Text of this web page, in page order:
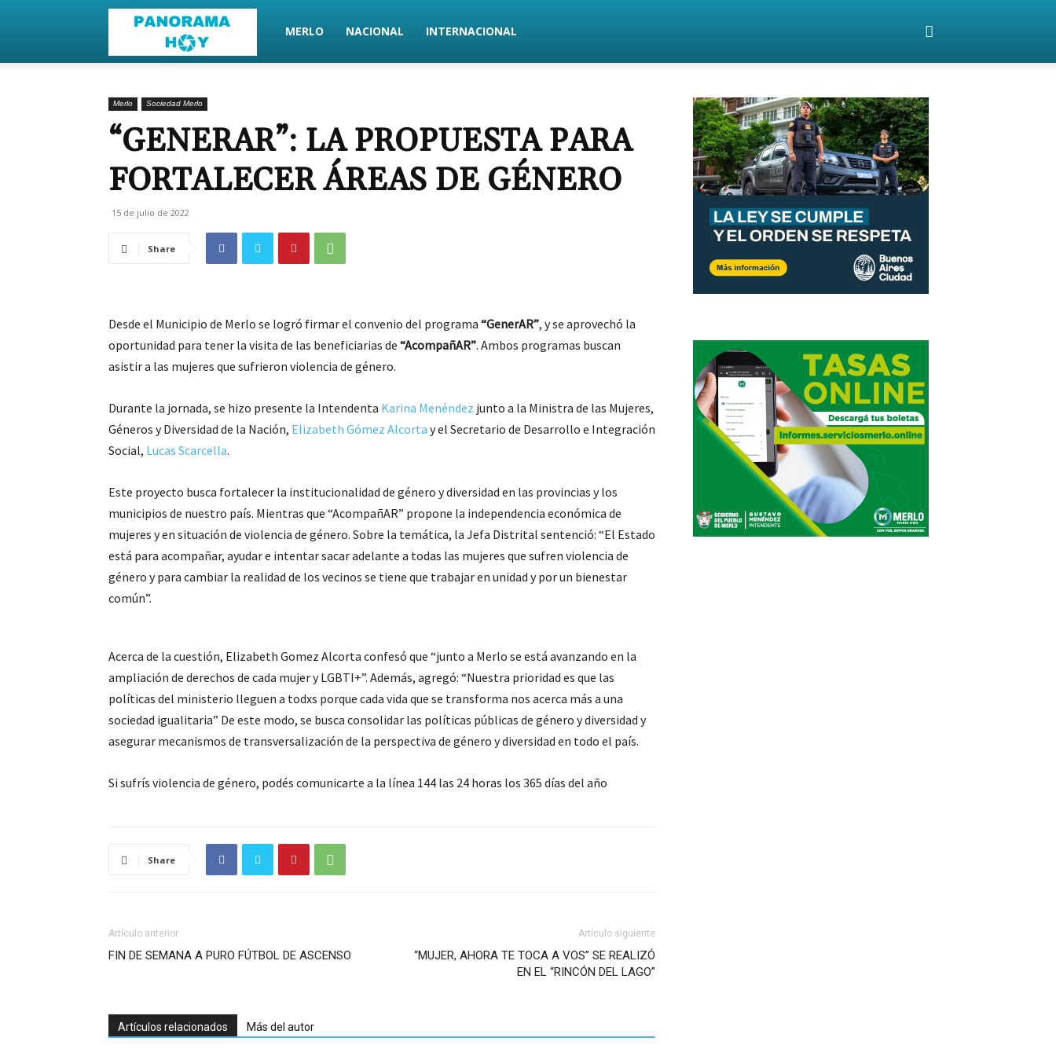
PanoramaHoy
MERLO NACIONAL INTERNACIONAL
Merlo Sociedad Merlo
“GENERAR”: LA PROPUESTA PARA
FORTALECER ÁREAS DE GÉNERO
15 de julio de 2022
Share
Desde el Municipio de Merlo se logró firmar el convenio del programa “GenerAR”, y se aprovechó la
oportunidad para tener la visita de las beneficiarias de “AcompañAR”. Ambos programas buscan
asistir a las mujeres que sufrieron violencia de género.
Durante la jornada, se hizo presente la Intendenta Karina Menéndez junto a la Ministra de las Mujeres,
Géneros y Diversidad de la Nación, Elizabeth Gómez Alcorta y el Secretario de Desarrollo e Integración
Social, Lucas Scarcella.
Este proyecto busca fortalecer la institucionalidad de género y diversidad en las provincias y los
municipios de nuestro país. Mientras que “AcompañAR” propone la independencia económica de
mujeres y en situación de violencia de género. Sobre la temática, la Jefa Distrital sentenció: “El Estado
está para acompañar, ayudar e intentar sacar adelante a todas las mujeres que sufren violencia de
género y para cambiar la realidad de los vecinos se tiene que trabajar en unidad y por un bienestar
común”.
Acerca de la cuestión, Elizabeth Gomez Alcorta confesó que “junto a Merlo se está avanzando en la
ampliación de derechos de cada mujer y LGBTI+”. Además, agregó: “Nuestra prioridad es que las
políticas del ministerio lleguen a todxs porque cada vida que se transforma nos acerca más a una
sociedad igualitaria” De este modo, se busca consolidar las políticas públicas de género y diversidad y
asegurar mecanismos de transversalización de la perspectiva de género y diversidad en todo el país.
Si sufrís violencia de género, podés comunicarte a la línea 144 las 24 horas los 365 días del año
Share
Artículo anterior
FIN DE SEMANA A PURO FÚTBOL DE ASCENSO
Artículo siguiente
“MUJER, AHORA TE TOCA A VOS” SE REALIZÓ
EN EL “RINCÓN DEL LAGO”
Artículos relacionados Más del autor